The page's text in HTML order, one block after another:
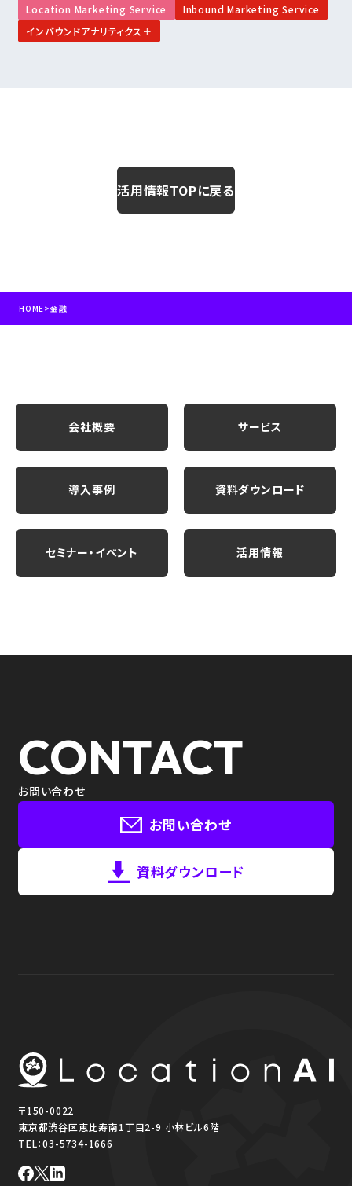
Location Marketing Service
Inbound Marketing Service
インバウンドアナリティクス＋
活用情報TOPに戻る
HOME>金融
会社概要 サービス
導入事例 資料ダウンロード
セミナー・イベント 活用情報
CONTACT
お問い合わせ
お問い合わせ
資料ダウンロード
〒150-0022
東京都渋谷区恵比寿南1丁目2-9 小林ビル6階
TEL：03-5734-1666